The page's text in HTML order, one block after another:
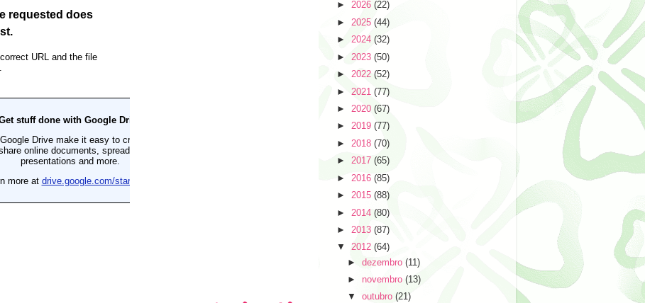
► 2026 (22)
► 2025 (44)
► 2024 (32)
► 2023 (50)
► 2022 (52)
► 2021 (77)
► 2020 (67)
► 2019 (77)
► 2018 (70)
► 2017 (65)
► 2016 (85)
► 2015 (88)
► 2014 (80)
► 2013 (87)
▼ 2012 (64)
►dezembro(11)
► novembro(13)
▼outubro(21)